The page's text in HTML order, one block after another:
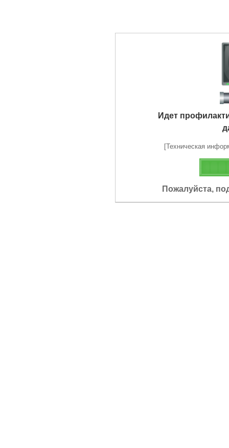
Идет
[Техническая
Пожалуйста,